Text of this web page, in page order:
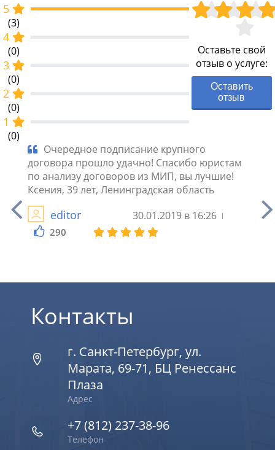
5
(3)
4
(0)
3
(0)
2
(0)
1
(0)
Оставьте свой
отзыв о услуге:
Оставить
отзыв
Я
Очередное подписание крупного
договора прошло удачно! Спасибо юристам
по анализу договоров из МИП, вы лучшие!
Ксения, 39 лет, Ленинградская область
editor 30.01.2019 в 16:26
290
Контакты
г. Санкт-Петербург, ул.
Марата, 69-71, БЦ Ренессанс
Плаза
Адрес
+7 (812) 237-38-96
Телефон